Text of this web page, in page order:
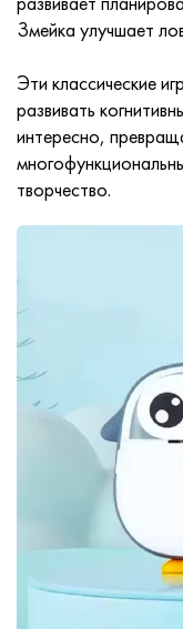
Змейка улучшает
Эти классические
развивать
интересно,
творчество.